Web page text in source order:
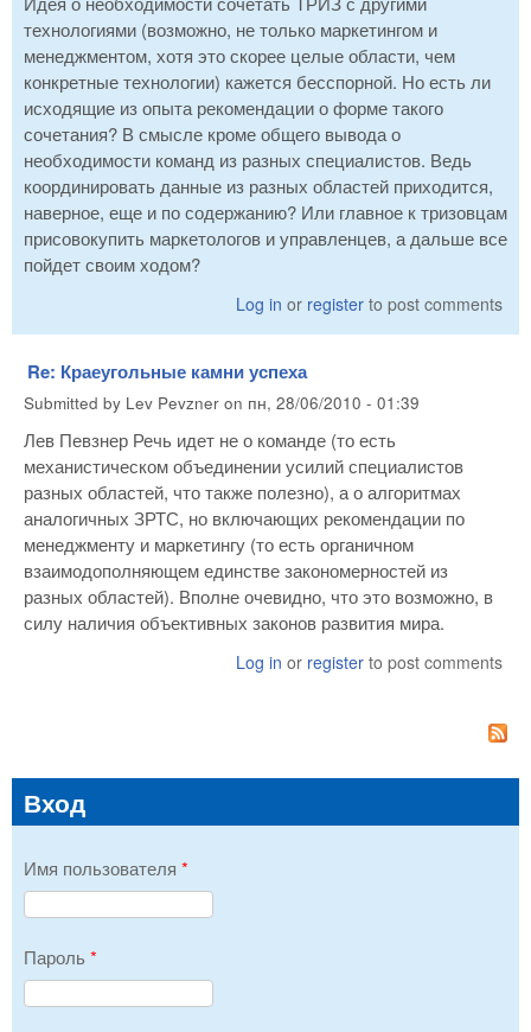
технологиями (возможно, не только маркетингом и
менеджментом, хотя это скорее целые области, чем
конкретные технологии) кажется бесспорной. Но есть ли
исходящие из опыта рекомендации о форме такого
сочетания? В смысле кроме общего вывода о
необходимости команд из разных специалистов. Ведь
координировать данные из разных областей приходится,
наверное, еще и по содержанию? Или главное к тризовцам
присовокупить маркетологов и управленцев, а дальше все
пойдет своим ходом?
Log in or register to post comments
Re: Краеугольные камни успеха
Submitted by Lev Pevzner on пн, 28/06/2010 - 01:39
Лев Певзнер Речь идет не о команде (то есть
механистическом объединении усилий специалистов
разных областей, что также полезно), а о алгоритмах
аналогичных ЗРТС, но включающих рекомендации по
менеджменту и маркетингу (то есть органичном
взаимодополняющем единстве закономерностей из
разных областей). Вполне очевидно, что это возможно, в
силу наличия объективных законов развития мира.
Log in or register to post comments
Вход
Имя пользователя *
Пароль *